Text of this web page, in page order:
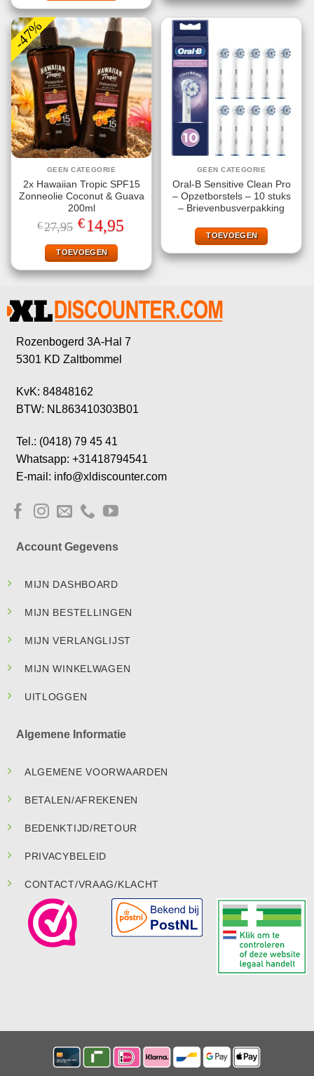
-47%
GEEN CATEGORIE
2x Hawaiian Tropic SPF15
Zonneolie Coconut & Guava
200ml
€27,95 Oorspronkelijke
prijs
was:
€27,95.
€14,95prijs
TOEVOEGEN
GEEN CATEGORIE
Oral-B Sensitive Clean Pro
– Opzetborstels – 10 stuks
– Brievenbusverpakking
TOEVOEGEN
Rozenbogerd 3A-Hal 7
5301 KD Zaltbommel
KvK: 84848162
BTW: NL863410303B01
Tel.: (0418) 79 45 41
Whatsapp: +31418794541
E-mail: info@xldiscounter.com
Account Gegevens
MIJN DASHBOARD
MIJN BESTELLINGEN
MIJN VERLANGLIJST
MIJN WINKELWAGEN
UITLOGGEN
Algemene Informatie
ALGEMENE VOORWAARDEN
BETALEN/AFREKENEN
BEDENKTIJD/RETOUR
PRIVACYBELEID
CONTACT/VRAAG/KLACHT